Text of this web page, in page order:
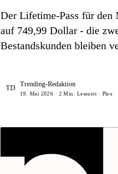
Der Lifetime-Pass für den
auf 749,99 Dollar - die
Bestandskunden bleiben
TD
Trending-Redaktion
19. Mai 2026 · 2 Min. Lesezeit · Plex